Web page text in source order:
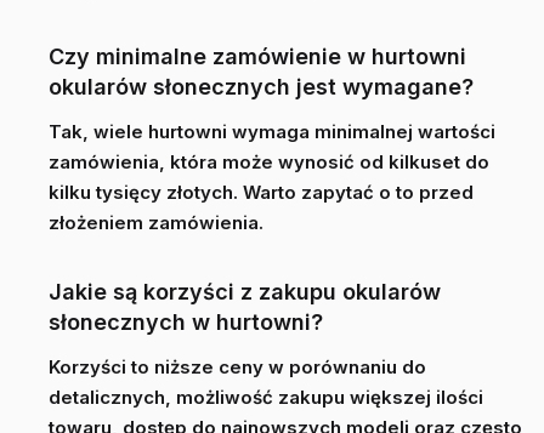
Czy minimalne zamówienie w hurtowni
okularów słonecznych jest wymagane?
Tak, wiele hurtowni wymaga minimalnej wartości
zamówienia, która może wynosić od kilkuset do
kilku tysięcy złotych. Warto zapytać o to przed
złożeniem zamówienia.
Jakie są korzyści z zakupu okularów
słonecznych w hurtowni?
Korzyści to niższe ceny w porównaniu do
detalicznych, możliwość zakupu większej ilości
towaru, dostęp do najnowszych modeli oraz często